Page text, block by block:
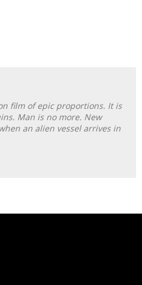
film of epic proportions. It is
Man is no more. New
an alien vessel arrives in